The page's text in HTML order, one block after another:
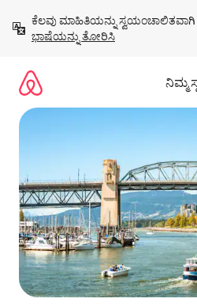
ಹೋಗಿ
ಕೆಲವು ಮಾಹಿತಿಯನ್ನು
ಭಾಷೆಯನ್ನು ತೋರಿಸಿ
ನಿಮ್ಮ